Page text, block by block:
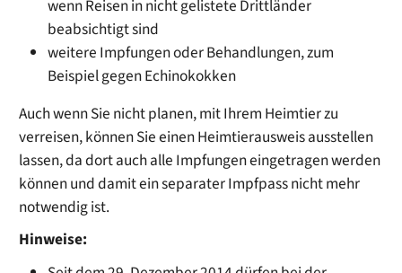
wenn Reisen in nicht gelistete Drittländer
beabsichtigt sind
weitere Impfungen oder Behandlungen, zum
Beispiel gegen Echinokokken
Auch wenn Sie nicht planen, mit Ihrem Heimtier zu
verreisen, können Sie einen Heimtierausweis ausstellen
lassen, da dort auch alle Impfungen eingetragen werden
können und damit ein separater Impfpass nicht mehr
notwendig ist.
Hinweise: